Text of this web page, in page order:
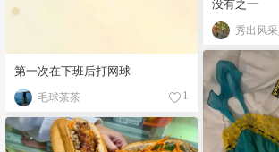
秀出风采_
第一次在下班后打网球
毛球茶茶 1